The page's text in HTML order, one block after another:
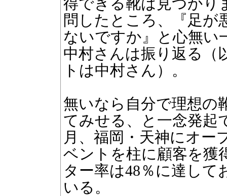
得できる靴は見つかり
問したところ、『足が
ないですか』と心無い
中村さんは振り返る（
トは中村さん）。
無いなら自分で理想の
てみせる、と一念発起
月、福岡・天神にオー
ベントを柱に顧客を獲
ター率は48％に達して
いる。